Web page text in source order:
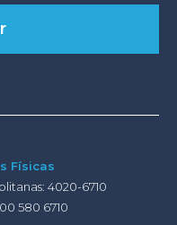
Físicas
4020-6710
580 6710